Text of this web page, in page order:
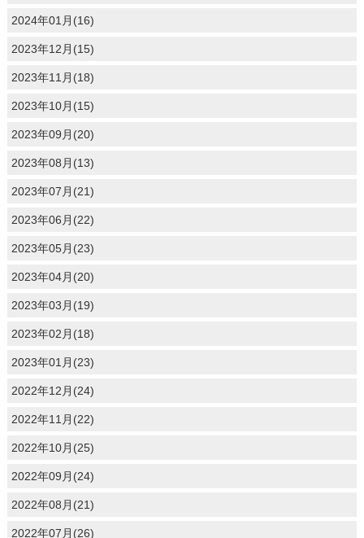
2024年01月(16)
2023年12月(15)
2023年11月(18)
2023年10月(15)
2023年09月(20)
2023年08月(13)
2023年07月(21)
2023年06月(22)
2023年05月(23)
2023年04月(20)
2023年03月(19)
2023年02月(18)
2023年01月(23)
2022年12月(24)
2022年11月(22)
2022年10月(25)
2022年09月(24)
2022年08月(21)
2022年07月(26)